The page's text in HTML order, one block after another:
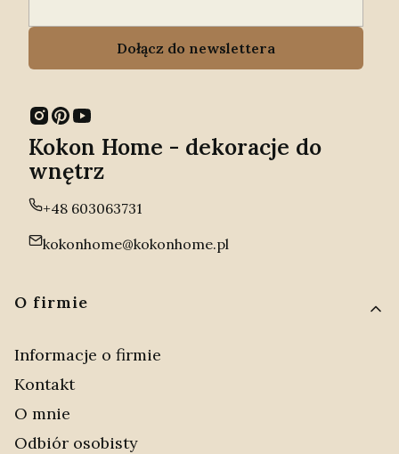
Dołącz do newslettera
Kokon Home - dekoracje do
wnętrz
+48 603063731
kokonhome@kokonhome.pl
Linki w stopce
O firmie
Informacje o firmie
Kontakt
O mnie
Odbiór osobisty